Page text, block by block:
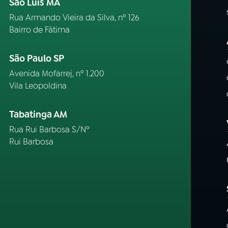
São Luís MA
Rua Armando Vieira da Silva, nº 126
Bairro de Fátima
São Paulo SP
Avenida Mofarrej, nº 1.200
Vila Leopoldina
Tabatinga AM
Rua Rui Barbosa S/Nº
Rui Barbosa